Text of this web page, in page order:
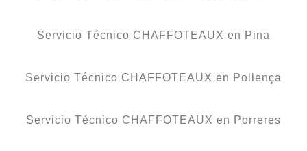
Servicio Técnico CHAFFOTEAUX en Pina
Servicio Técnico CHAFFOTEAUX en Pollença
Servicio Técnico CHAFFOTEAUX en Porreres